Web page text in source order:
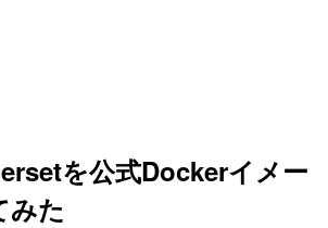
を公式Dockerイメー
みた